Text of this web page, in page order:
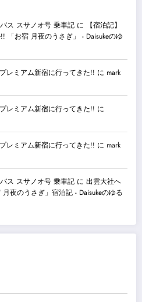
ス スサノオ号 乗車記 に
【宿泊記】
「お宿 月夜のうさぎ」 - Daisukeのゆ
レミアム新宿に行ってきた!! に mark
レミアム新宿に行ってきた!! に
レミアム新宿に行ってきた!! に mark
ス スサノオ号 乗車記 に 出雲大社へ
夜のうさぎ」宿泊記 - Daisukeのゆる